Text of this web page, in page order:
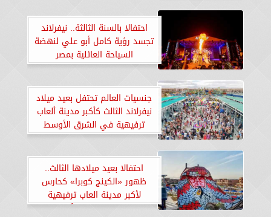
احتفالا بالسنة الثالثة.. نيفرلاند
تجسد رؤية كامل أبو علي لنهضة
السياحة العائلية بمصر
جنسيات العالم تحتفل بعيد ميلاد
نيفرلاند الثالث كأكبر مدينة ألعاب
ترفيهية في الشرق الأوسط
احتفالا بعيد ميلادها الثالث..
ظهور «الكينج كوبرا» كحارس
لأكبر مدينة العاب ترفيهية
بالغردقة يجذب الأنظار